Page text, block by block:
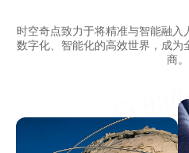
时空奇点致力于将精准与智能融入
数字化、智能化的高效世界，成为
商。